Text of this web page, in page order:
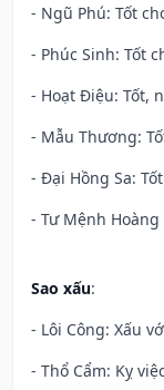
- Ngũ Phú: Tốt
- Phúc Sinh: Tốt
- Hoạt Điệu: Tốt,
- Mẫu Thương:
- Đại Hồng Sa:
- Tư Mệnh
Sao xấu:
- Lôi Công: Xấu
- Thổ Cẩm: Kỵ